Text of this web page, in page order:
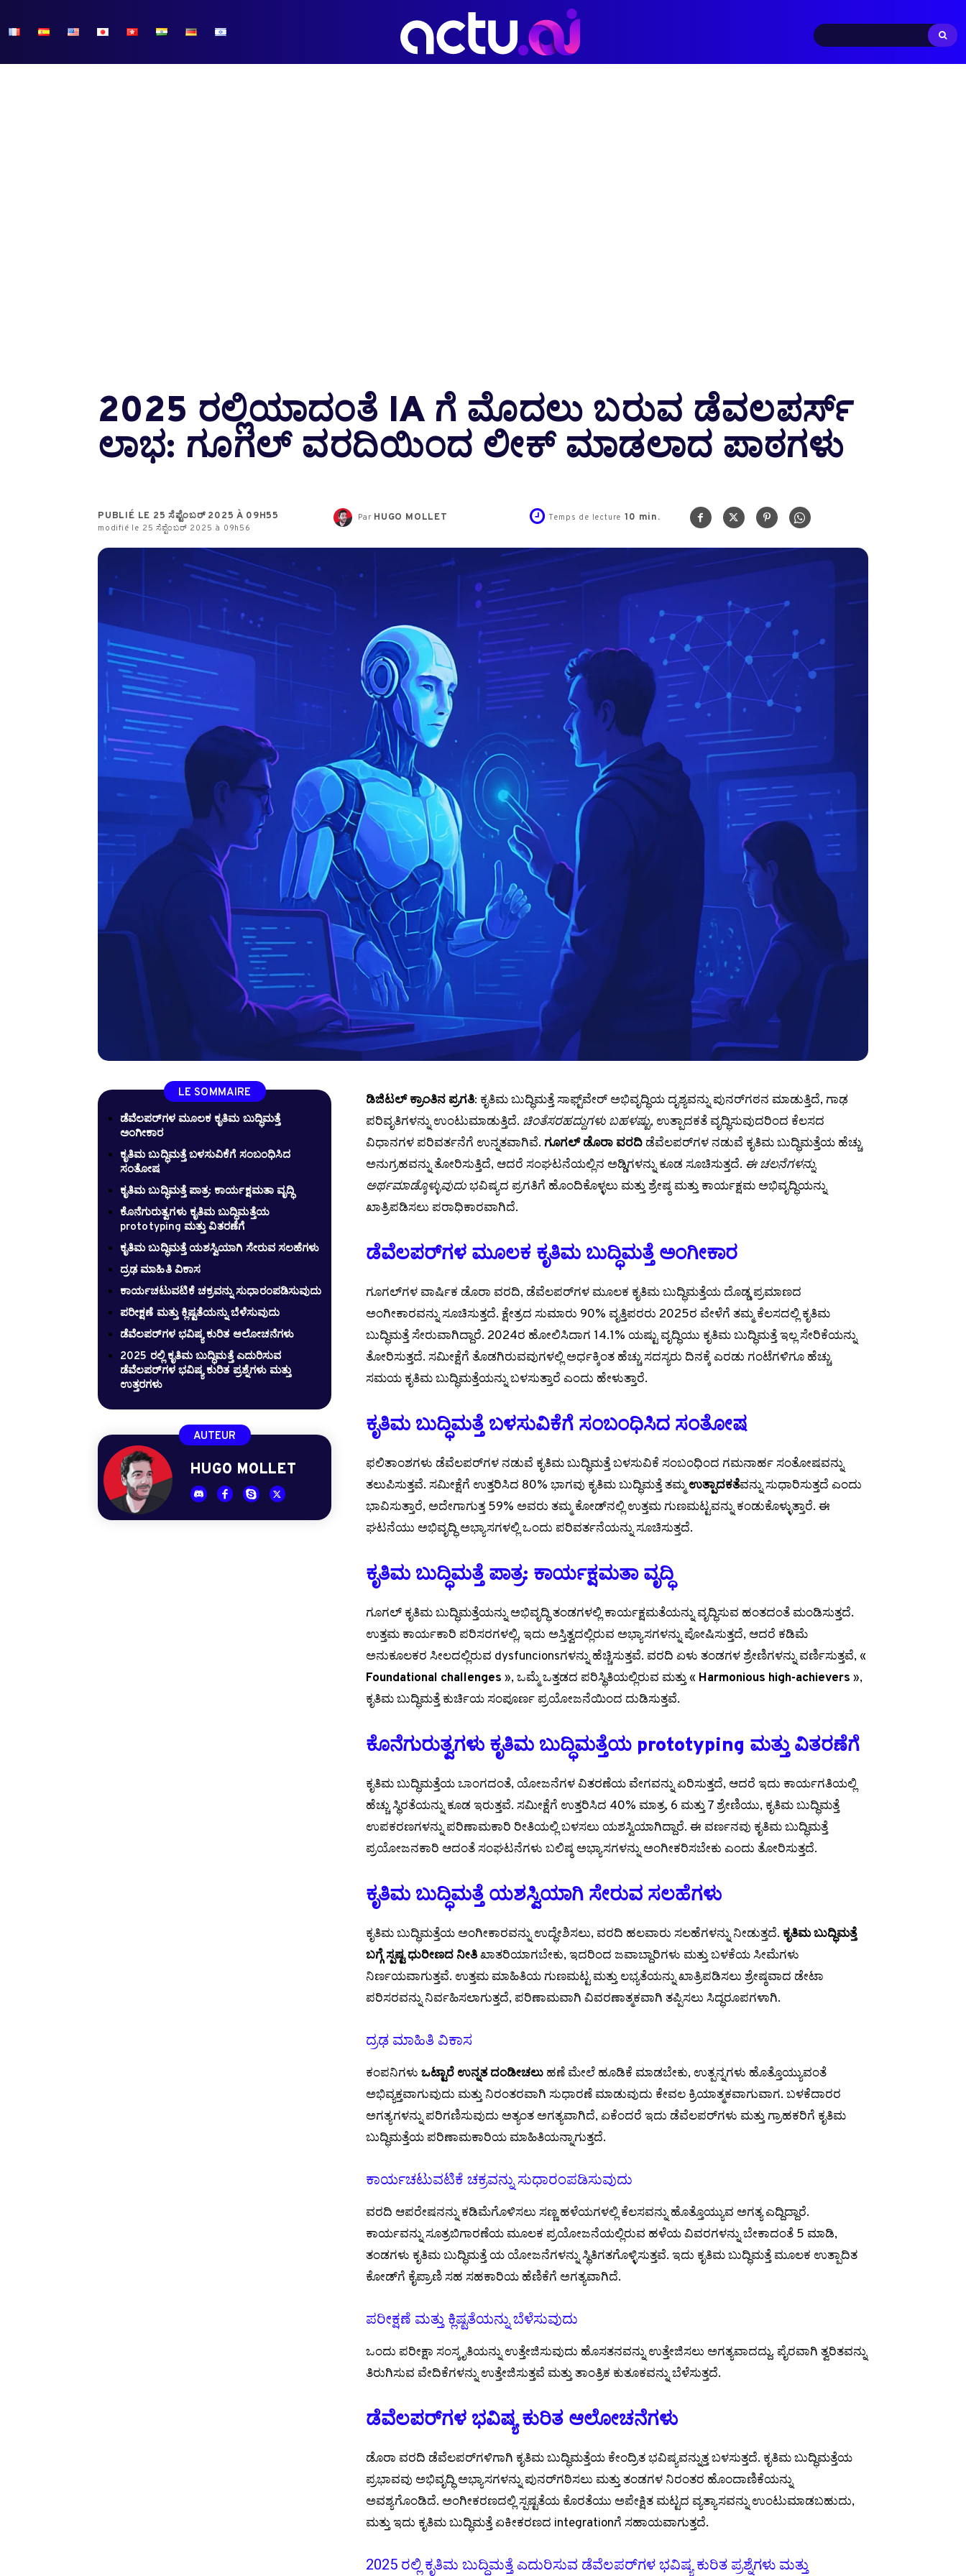
2025 ರಲ್ಲಿಯಾದಂತೆ IA ಗೆ ಮೊದಲು ಬರುವ ಡೆವಲಪರ್ಸ್
ಲಾಭ: ಗೂಗಲ್ ವರದಿಯಿಂದ ಲೀಕ್ ಮಾಡಲಾದ ಪಾಠಗಳು
PUBLIÉ LE 25 ಸೆಪ್ಟೆಂಬರ್ 2025 À 09H55
modifié le 25 ಸೆಪ್ಟೆಂಬರ್ 2025 à 09h56
Par HUGO MOLLET Temps de lecture 10 min.
LE SOMMAIRE
ಡೆವೆಲಪರ್‌ಗಳ ಮೂಲಕ ಕೃತಿಮ ಬುದ್ಧಿಮತ್ತೆ
ಅಂಗೀಕಾರ
ಕೃತಿಮ ಬುದ್ಧಿಮತ್ತೆ ಬಳಸುವಿಕೆಗೆ ಸಂಬಂಧಿಸಿದ
ಸಂತೋಷ
ಕೃತಿಮ ಬುದ್ಧಿಮತ್ತೆ ಪಾತ್ರ: ಕಾರ್ಯಕ್ಷಮತಾ ವೃದ್ಧಿ
ಕೊನೆಗುರುತ್ವಗಳು ಕೃತಿಮ ಬುದ್ಧಿಮತ್ತೆಯ
prototyping ಮತ್ತು ವಿತರಣೆಗೆ
ಕೃತಿಮ ಬುದ್ಧಿಮತ್ತೆ ಯಶಸ್ವಿಯಾಗಿ ಸೇರುವ ಸಲಹೆಗಳು
ದ್ರಢ ಮಾಹಿತಿ ವಿಕಾಸ
ಕಾರ್ಯಚಟುವಟಿಕೆ ಚಕ್ರವನ್ನು ಸುಧಾರಂಪಡಿಸುವುದು
ಪರೀಕ್ಷಣೆ ಮತ್ತು ಕ್ಲಿಷ್ಟತೆಯನ್ನು ಬೆಳೆಸುವುದು
ಡೆವೆಲಪರ್‌ಗಳ ಭವಿಷ್ಯ ಕುರಿತ ಆಲೋಚನೆಗಳು
2025 ರಲ್ಲಿ ಕೃತಿಮ ಬುದ್ಧಿಮತ್ತೆ ಎದುರಿಸುವ
ಡೆವೆಲಪರ್‌ಗಳ ಭವಿಷ್ಯ ಕುರಿತ ಪ್ರಶ್ನೆಗಳು ಮತ್ತು
ಉತ್ತರಗಳು
AUTEUR
HUGO MOLLET
ಡಿಜಿಟಲ್ ಕ್ರಾಂತಿ‌ನ ಪ್ರಗತಿ: ಕೃತಿಮ ಬುದ್ಧಿಮತ್ತೆ ಸಾಫ್ಟ್‌ವೇರ್ ಅಭಿವೃದ್ಧಿಯ ದೃಶ್ಯವನ್ನು ಪುನರ್‌ಗಠನ ಮಾಡುತ್ತಿದೆ, ಗಾಢ
ಪರಿವೃತಿಗಳನ್ನು ಉಂಟುಮಾಡುತ್ತಿದೆ. ಚಿಂತೆಸರಹದ್ದುಗಳು ಬಹಳಷ್ಟು, ಉತ್ಪಾದಕತೆ ವೃದ್ಧಿಸುವುದರಿಂದ ಕೆಲಸದ
ವಿಧಾನಗಳ ಪರಿವರ್ತನೆಗೆ ಉನ್ನತವಾಗಿವೆ. ಗೂಗಲ್ ಡೊರಾ ವರದಿ ಡೆವೆಲಪರ್‌ಗಳ ನಡುವೆ ಕೃತಿಮ ಬುದ್ಧಿಮತ್ತೆಯ ಹೆಚ್ಚು
ಅನುಗ್ರಹವನ್ನು ತೋರಿಸುತ್ತಿದೆ, ಆದರೆ ಸಂಘಟನೆಯಲ್ಲಿನ ಅಡ್ಡಿಗಳನ್ನು ಕೂಡ ಸೂಚಿಸುತ್ತದೆ. ಈ ಚಲನೆಗಳನ್ನು
ಅರ್ಥಮಾಡ್ಕೊಳ್ಳುವುದುಭವಿಷ್ಯದ ಪ್ರಗತಿಗೆ ಹೊಂದಿಕೊಳ್ಳಲು ಮತ್ತು ಶ್ರೇಷ್ಠ ಮತ್ತು ಕಾರ್ಯಕ್ಷಮ ಅಭಿವೃದ್ಧಿಯನ್ನು
ಖಾತ್ರಿಪಡಿಸಲು ಪರಾಧಿಕಾರವಾಗಿದೆ.
ಡೆವೆಲಪರ್‌ಗಳ ಮೂಲಕ ಕೃತಿಮ ಬುದ್ಧಿಮತ್ತೆ ಅಂಗೀಕಾರ
ಗೂಗಲ್‌ಗಳ ವಾರ್ಷಿಕ ಡೊರಾ ವರದಿ, ಡೆವೆಲಪರ್‌ಗಳ ಮೂಲಕ ಕೃತಿಮ ಬುದ್ಧಿಮತ್ತೆಯ ದೊಡ್ಡ ಪ್ರಮಾಣದ
ಅಂಗೀಕಾರವನ್ನು ಸೂಚಿಸುತ್ತದೆ. ಕ್ಷೇತ್ರದ ಸುಮಾರು 90% ವೃತ್ತಿಪರರು 2025ರ ವೇಳೆಗೆ ತಮ್ಮ ಕೆಲಸದಲ್ಲಿ ಕೃತಿಮ
ಬುದ್ಧಿಮತ್ತೆ ಸೇರುವಾಗಿದ್ದಾರೆ. 2024ರ ಹೋಲಿಸಿದಾಗ 14.1% ಯಷ್ಟು ವೃದ್ಧಿಯು ಕೃತಿಮ ಬುದ್ಧಿಮತ್ತೆ ಇಲ್ಲ ಸೇರಿಕೆಯನ್ನು
ತೋರಿಸುತ್ತದೆ. ಸಮೀಕ್ಷೆಗೆ ತೊಡಗಿರುವವುಗಳಲ್ಲಿ ಅರ್ಧಕ್ಕಿಂತ ಹೆಚ್ಚು ಸದಸ್ಯರು ದಿನಕ್ಕೆ ಎರಡು ಗಂಟೆಗಳಿಗೂ ಹೆಚ್ಚು
ಸಮಯ ಕೃತಿಮ ಬುದ್ಧಿಮತ್ತೆಯನ್ನು ಬಳಸುತ್ತಾರೆ ಎಂದು ಹೇಳುತ್ತಾರೆ.
ಕೃತಿಮ ಬುದ್ಧಿಮತ್ತೆ ಬಳಸುವಿಕೆಗೆ ಸಂಬಂಧಿಸಿದ ಸಂತೋಷ
ಫಲಿತಾಂಶಗಳು ಡೆವೆಲಪರ್‌ಗಳ ನಡುವೆ ಕೃತಿಮ ಬುದ್ಧಿಮತ್ತೆ ಬಳಸುವಿಕೆ ಸಂಬಂಧಿಂದ ಗಮನಾರ್ಹ ಸಂತೋಷವನ್ನು
ತಲುಪಿಸುತ್ತವೆ. ಸಮೀಕ್ಷೆಗೆ ಉತ್ತರಿಸಿದ 80% ಭಾಗವು ಕೃತಿಮ ಬುದ್ಧಿಮತ್ತೆ ತಮ್ಮಉತ್ಪಾದಕತೆವನ್ನು ಸುಧಾರಿಸುತ್ತದೆ ಎಂದು
ಭಾವಿಸುತ್ತಾರೆ, ಅದೇಗಾಗುತ್ತ 59% ಅವರು ತಮ್ಮ ಕೋಡ್‌ನಲ್ಲಿ ಉತ್ತಮ ಗುಣಮಟ್ಟವನ್ನು ಕಂಡುಕೊಳ್ಳುತ್ತಾರೆ. ಈ
ಘಟನೆಯು ಅಭಿವೃದ್ಧಿ ಅಭ್ಯಾಸಗಳಲ್ಲಿ ಒಂದು ಪರಿವರ್ತನೆಯನ್ನು ಸೂಚಿಸುತ್ತದೆ.
ಕೃತಿಮ ಬುದ್ಧಿಮತ್ತೆ ಪಾತ್ರ: ಕಾರ್ಯಕ್ಷಮತಾ ವೃದ್ಧಿ
ಗೂಗಲ್ ಕೃತಿಮ ಬುದ್ಧಿಮತ್ತೆಯನ್ನು ಅಭಿವೃದ್ಧಿ ತಂಡಗಳಲ್ಲಿ ಕಾರ್ಯಕ್ಷಮತೆಯನ್ನು ವೃದ್ಧಿಸುವ ಹಂತದಂತೆ ಮಂಡಿಸುತ್ತದೆ.
ಉತ್ತಮ ಕಾರ್ಯಕಾರಿ ಪರಿಸರಗಳಲ್ಲಿ, ಇದು ಅಸ್ತಿತ್ವದಲ್ಲಿರುವ ಅಭ್ಯಾಸಗಳನ್ನು ಪೋಷಿಸುತ್ತದೆ, ಆದರೆ ಕಡಿಮೆ
ಅನುಕೂಲಕರ ಸೀಲದಲ್ಲಿರುವ dysfuncionsಗಳನ್ನು ಹೆಚ್ಚಿಸುತ್ತವೆ. ವರದಿ ಏಳು ತಂಡಗಳ ಶ್ರೇಣಿಗಳನ್ನು ವರ್ಣಿಸುತ್ತವೆ, «
Foundational challenges », ಒಮ್ಮೆ ಒತ್ತಡದ ಪರಿಸ್ಥಿತಿಯಲ್ಲಿರುವ ಮತ್ತು « Harmonious high-achievers »,
ಕೃತಿಮ ಬುದ್ಧಿಮತ್ತೆ ಕುರ್ಚಿಯ ಸಂಪೂರ್ಣ ಪ್ರಯೋಜನೆಯಿಂದ ದುಡಿಸುತ್ತವೆ.
ಕೊನೆಗುರುತ್ವಗಳು ಕೃತಿಮ ಬುದ್ಧಿಮತ್ತೆಯ prototyping ಮತ್ತು ವಿತರಣೆಗೆ
ಕೃತಿಮ ಬುದ್ಧಿಮತ್ತೆಯ ಒಾಂಗದಂತೆ, ಯೋಜನೆಗಳ ವಿತರಣೆಯ ವೇಗವನ್ನು ಏರಿಸುತ್ತದೆ, ಆದರೆ ಇದು ಕಾರ್ಯಗತಿಯಲ್ಲಿ
ಹೆಚ್ಚು ಸ್ಥಿರತೆಯನ್ನು ಕೂಡ ಇರುತ್ತವೆ. ಸಮೀಕ್ಷೆಗೆ ಉತ್ತರಿಸಿದ 40% ಮಾತ್ರ, 6 ಮತ್ತು 7 ಶ್ರೇಣಿಯು, ಕೃತಿಮ ಬುದ್ಧಿಮತ್ತೆ
ಉಪಕರಣಗಳನ್ನು ಪರಿಣಾಮಕಾರಿ ರೀತಿಯಲ್ಲಿ ಬಳಸಲು ಯಶಸ್ವಿಯಾಗಿದ್ದಾರೆ. ಈ ವರ್ಣನವು ಕೃತಿಮ ಬುದ್ಧಿಮತ್ತೆ
ಪ್ರಯೋಜನಕಾರಿ ಆದಂತೆ ಸಂಘಟನೆಗಳು ಬಲಿಷ್ಠ ಅಭ್ಯಾಸಗಳನ್ನು ಅಂಗೀಕರಿಸಬೇಕು ಎಂದು ತೋರಿಸುತ್ತದೆ.
ಕೃತಿಮ ಬುದ್ಧಿಮತ್ತೆ ಯಶಸ್ವಿಯಾಗಿ ಸೇರುವ ಸಲಹೆಗಳು
ಕೃತಿಮ ಬುದ್ಧಿಮತ್ತೆಯ ಅಂಗೀಕಾರವನ್ನು ಉದ್ಧೇಶಿಸಲು, ವರದಿ ಹಲವಾರು ಸಲಹೆಗಳನ್ನು ನೀಡುತ್ತದೆ. ಕೃತಿಮ ಬುದ್ಧಿಮತ್ತೆ
ಬಗ್ಗೆ ಸ್ಪಷ್ಟ ಧುರೀಣದ ನೀತಿಖಾತರಿಯಾಗಬೇಕು, ಇದರಿಂದ ಜವಾಬ್ದಾರಿಗಳು ಮತ್ತು ಬಳಕೆಯ ಸೀಮೆಗಳು
ನಿರ್ಣಯವಾಗುತ್ತವೆ. ಉತ್ತಮ ಮಾಹಿತಿಯ ಗುಣಮಟ್ಟ ಮತ್ತು ಲಭ್ಯತೆಯನ್ನು ಖಾತ್ರಿಪಡಿಸಲು ಶ್ರೇಷ್ಠವಾದ ಡೇಟಾ
ಪರಿಸರವನ್ನು ನಿರ್ವಹಿಸಲಾಗುತ್ತದೆ, ಪರಿಣಾಮವಾಗಿ ವಿವರಣಾತ್ಮಕವಾಗಿ ತಪ್ಪಿಸಲು ಸಿದ್ಧರೂಪಗಳಾಗಿ.
ದ್ರಢ ಮಾಹಿತಿ ವಿಕಾಸ
ಕಂಪನಿಗಳುಒಟ್ಟಾರೆ ಉನ್ನತ ದಂಡೀಚಲು ಹಣೆ ಮೇಲೆ ಹೂಡಿಕೆ ಮಾಡಬೇಕು, ಉತ್ಪನ್ನಗಳು ಹೊತ್ತೊಯ್ಯುವಂತೆ
ಅಭಿವ್ಯಕ್ತವಾಗುವುದು ಮತ್ತು ನಿರಂತರವಾಗಿ ಸುಧಾರಣೆ ಮಾಡುವುದು ಕೇವಲ ಕ್ರಿಯಾತ್ಮಕವಾಗುವಾಗ. ಬಳಕೆದಾರರ
ಅಗತ್ಯಗಳನ್ನು ಪರಿಗಣಿಸುವುದು ಅತ್ಯಂತ ಅಗತ್ಯವಾಗಿದೆ, ಏಕೆಂದರೆ ಇದು ಡೆವೆಲಪರ್‌ಗಳು ಮತ್ತು ಗ್ರಾಹಕರಿಗೆ ಕೃತಿಮ
ಬುದ್ಧಿಮತ್ತೆಯ ಪರಿಣಾಮಕಾರಿಯ ಮಾಹಿತಿಯನ್ನಾಗುತ್ತದೆ.
ಕಾರ್ಯಚಟುವಟಿಕೆ ಚಕ್ರವನ್ನು ಸುಧಾರಂಪಡಿಸುವುದು
ವರದಿ ಆಪರೇಷನನ್ನು ಕಡಿಮೆಗೊಳಿಸಲು ಸಣ್ಣ ಹಳೆಯಗಳಲ್ಲಿ ಕೆಲಸವನ್ನು ಹೊತ್ತೊಯ್ಯುವ ಅಗತ್ಯ ಎದ್ದಿದ್ದಾರೆ.
ಕಾರ್ಯವನ್ನು ಸೂತ್ರಬಿಗಾರಣೆಯ ಮೂಲಕ ಪ್ರಯೋಜನೆಯಲ್ಲಿರುವ ಹಳೆಯ ವಿವರಗಳನ್ನು ಬೇಕಾದಂತೆ 5 ಮಾಡಿ,
ತಂಡಗಳು ಕೃತಿಮ ಬುದ್ಧಿಮತ್ತೆ ಯ ಯೋಜನೆಗಳನ್ನು ಸ್ಥಿತಿಗತಗೊಳ್ಳಿಸುತ್ತವೆ. ಇದು ಕೃತಿಮ ಬುದ್ಧಿಮತ್ತೆ ಮೂಲಕ ಉತ್ಪಾದಿತ
ಕೋಡ್‌ಗೆ ಕೈಪ್ರಾಣಿ ಸಹ ಸಹಕಾರಿಯ ಹೆಣಿಕೆಗೆ ಅಗತ್ಯವಾಗಿದೆ.
ಪರೀಕ್ಷಣೆ ಮತ್ತು ಕ್ಲಿಷ್ಟತೆಯನ್ನು ಬೆಳೆಸುವುದು
ಒಂದು ಪರೀಕ್ಷಾ ಸಂಸ್ಕೃತಿಯನ್ನು ಉತ್ತೇಜಿಸುವುದು ಹೊಸತನವನ್ನು ಉತ್ತೇಜಿಸಲು ಅಗತ್ಯವಾದದ್ದು. ಪೈರವಾಗಿ ತ್ವರಿತವನ್ನು
ತಿರುಗಿಸುವ ವೇದಿಕೆಗಳನ್ನು ಉತ್ತೇಜಿಸುತ್ತವೆ ಮತ್ತು ತಾಂತ್ರಿಕ ಕುತೂಕವನ್ನು ಬೆಳೆಸುತ್ತದೆ.
ಡೆವೆಲಪರ್‌ಗಳ ಭವಿಷ್ಯ ಕುರಿತ ಆಲೋಚನೆಗಳು
ಡೊರಾ ವರದಿ ಡೆವೆಲಪರ್‌ಗಳಿಗಾಗಿ ಕೃತಿಮ ಬುದ್ಧಿಮತ್ತೆಯ ಕೇಂದ್ರಿತ ಭವಿಷ್ಯವನ್ನುತ್ತ ಬಳಸುತ್ತದೆ. ಕೃತಿಮ ಬುದ್ಧಿಮತ್ತೆಯ
ಪ್ರಭಾವವು ಅಭಿವೃದ್ಧಿ ಅಭ್ಯಾಸಗಳನ್ನು ಪುನರ್‌ಗಠಿಸಲು ಮತ್ತು ತಂಡಗಳ ನಿರಂತರ ಹೊಂದಾಣಿಕೆಯನ್ನು
ಅವಶ್ಯಗೊಂಡಿದೆ. ಅಂಗೀಕರಣದಲ್ಲಿ ಸ್ಪಷ್ಟತೆಯ ಕೊರತೆಯು ಅಪೇಕ್ಷಿತ ಮಟ್ಟದ ವ್ಯತ್ಯಾಸವನ್ನು ಉಂಟುಮಾಡಬಹುದು,
ಮತ್ತು ಇದು ಕೃತಿಮ ಬುದ್ಧಿಮತ್ತೆ ಏಕೀಕರಣದ integrationಗೆ ಸಹಾಯವಾಗುತ್ತದೆ.
2025 ರಲ್ಲಿ ಕೃತಿಮ ಬುದ್ಧಿಮತ್ತೆ ಎದುರಿಸುವ ಡೆವೆಲಪರ್‌ಗಳ ಭವಿಷ್ಯ ಕುರಿತ ಪ್ರಶ್ನೆಗಳು ಮತ್ತು